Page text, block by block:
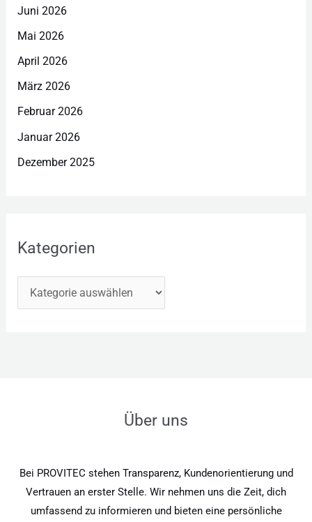
Juni 2026
Mai 2026
April 2026
März 2026
Februar 2026
Januar 2026
Dezember 2025
Kategorien
Über uns
Bei PROVITEC stehen Transparenz, Kundenorientierung und
Vertrauen an erster Stelle. Wir nehmen uns die Zeit, dich
umfassend zu informieren und bieten eine persönliche